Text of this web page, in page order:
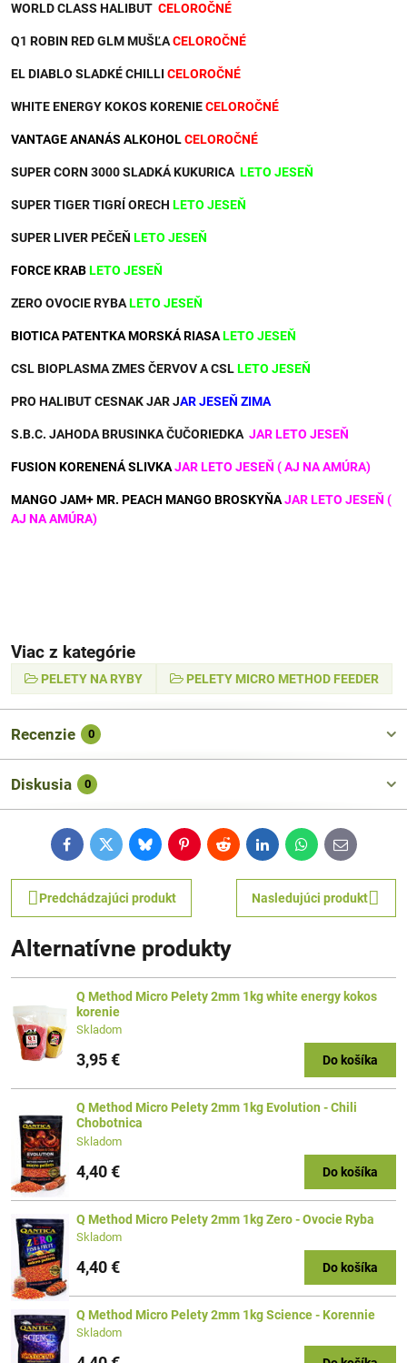
WORLD CLASS HALIBUT CELOROČNÉ
Q1 ROBIN RED GLM MUŠĽACELOROČNÉ
EL DIABLO SLADKÉ CHILLI CELOROČNÉ
WHITE ENERGY KOKOS KORENIECELOROČNÉ
VANTAGE ANANÁS ALKOHOLCELOROČNÉ
SUPER CORN 3000 SLADKÁ KUKURICA LETO JESEŇ
SUPER TIGER TIGRÍ ORECH LETO JESEŇ
SUPER LIVER PEČEŇ LETO JESEŇ
FORCE KRABLETO JESEŇ
ZERO OVOCIE RYBALETO JESEŇ
BIOTICA PATENTKA MORSKÁ RIASALETO JESEŇ
CSL BIOPLASMA ZMES ČERVOV A CSLLETO JESEŇ
PRO HALIBUT CESNAK JAR JAR JESEŇ ZIMA
S.B.C. JAHODA BRUSINKA ČUČORIEDKA JAR LETO JESEŇ
FUSION KORENENÁ SLIVKAJAR LETO JESEŇ ( AJ NA AMÚRA)
MANGO JAM+ MR. PEACH MANGO BROSKYŇAJAR LETO JESEŇ (
AJ NA AMÚRA)
Viac z kategórie
PELETY NA RYBY PELETY MICRO METHOD FEEDER
Recenzie 0
Diskusia 0
FacebookTwitterBlueskyPinterestRedditLinkedInWhatsApp
E-
mail
Predchádzajúci produkt Nasledujúci produkt
Alternatívne produkty
Q Method Micro Pelety 2mm 1kg white energy kokos
korenie
Skladom
3,95 € Do košíka
Q Method Micro Pelety 2mm 1kg Evolution - Chili
Chobotnica
Skladom
4,40 € Do košíka
Q Method Micro Pelety 2mm 1kg Zero - Ovocie Ryba
Skladom
4,40 € Do košíka
Q Method Micro Pelety 2mm 1kg Science - Korennie
Skladom